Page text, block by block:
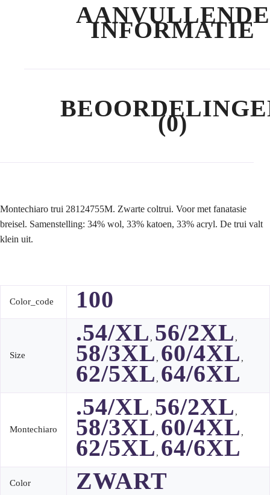
AANVULLENDE
INFORMATIE
(0)
Montechiaro trui 28124755M. Zwarte coltrui. Voor met fanatasie
breisel. Samenstelling: 34% wol, 33% katoen, 33% acryl. De trui valt
klein uit.
Color_code 100
Size
.54/XL , 56/2XL ,
58/3XL , 60/4XL ,
62/5XL , 64/6XL
Montechiaro
.54/XL , 56/2XL ,
58/3XL , 60/4XL ,
62/5XL , 64/6XL
Color ZWART